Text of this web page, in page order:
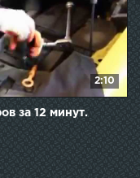
2:10
за 12 минут.